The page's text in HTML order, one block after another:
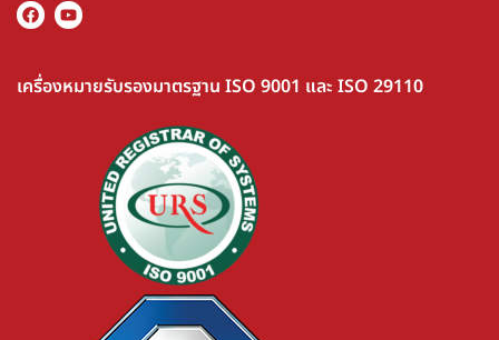
เครื่องหมายรับรองมาตรฐาน ISO 9001 และ ISO 29110